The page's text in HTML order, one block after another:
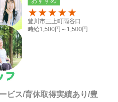
頼フォーム、口頭（電話等）
有する者の名称
ビス/育休取得実績あり/豊
100
豊川市三上町雨谷口
時給1,500円～ 1,500円